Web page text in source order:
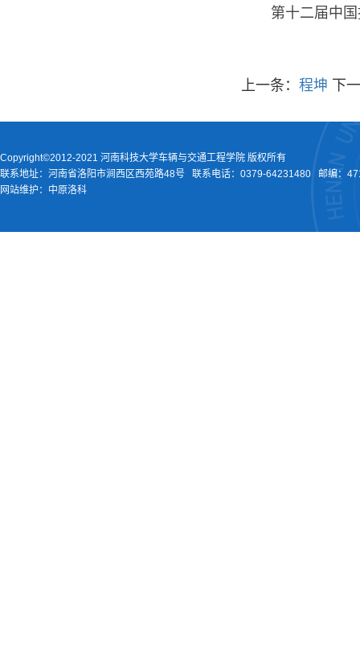
第十二届中
上一条： 程坤 下
Copyright©2012-2021 河南科技大学车辆与交通工程学院 版权所有
联系地址：河南省洛阳市涧西区西苑路48号
联系电话： 0379-64231480
邮编：
网站维护：中原洛科